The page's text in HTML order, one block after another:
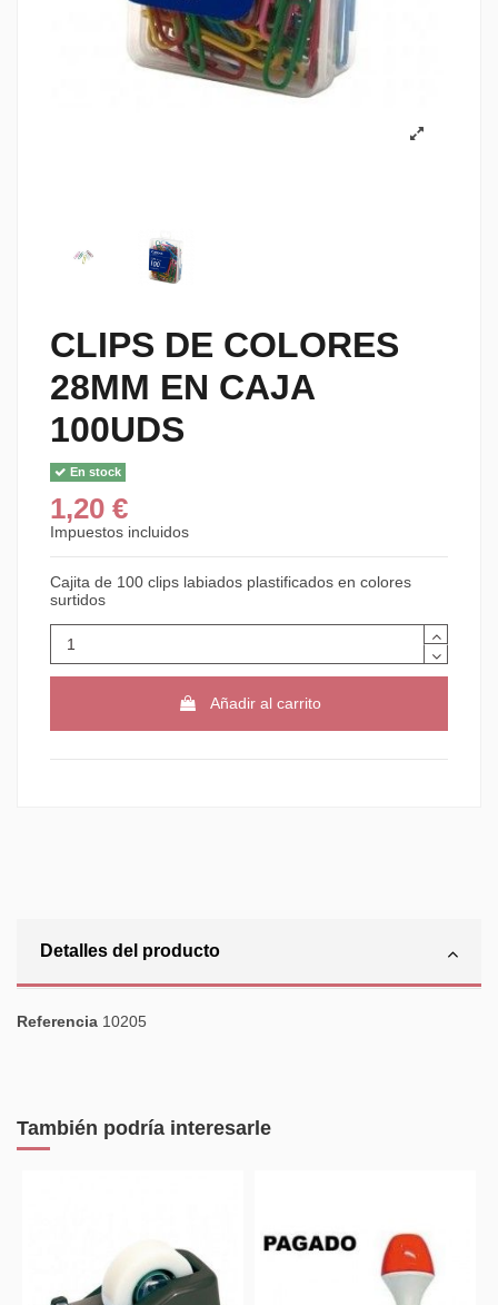
CLIPS DE COLORES
28MM EN CAJA
100UDS
En stock
1,20 €
Impuestos incluidos
Cajita de 100 clips labiados plastificados en colores
surtidos
Añadir al carrito
Detalles del producto
Referencia 10205
También podría interesarle